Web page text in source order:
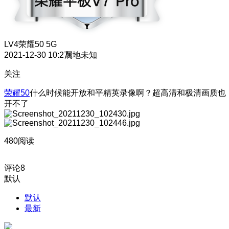
LV4荣耀50 5G
2021-12-30 10:27属地未知
关注
荣耀50什么时候能开放和平精英录像啊？超高清和极清画质也
开不了
480阅读
评论8
默认
默认
最新